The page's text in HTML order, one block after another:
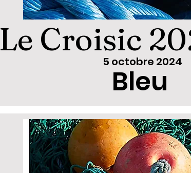
Le Croisic
5 octobre 2024
Bleu